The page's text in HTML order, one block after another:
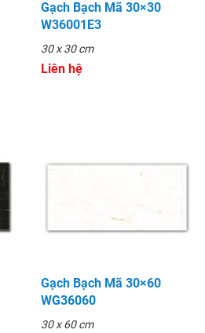
Gạch Bạch Mã 30×30
W36001E3
30 x 30 cm
Liên hệ
Gạch Bạch Mã 30×60
WG36060
30 x 60 cm